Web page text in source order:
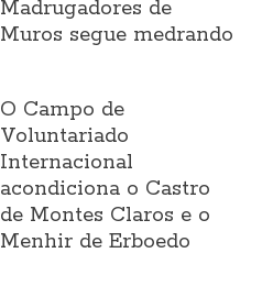
Madrugadores de
Muros segue medrando
O Campo de
Voluntariado
Internacional
acondiciona o Castro
de Montes Claros e o
Menhir de Erboedo